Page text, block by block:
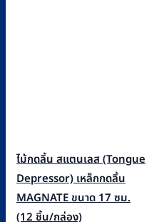
ไม้กดลิ้น สแตนเลส (Tongue
Depressor) เหล็กกดลิ้น
MAGNATE ขนาด 17 ซม.
(12 ชิ้น/กล่อง)